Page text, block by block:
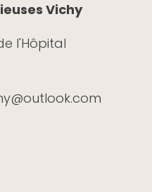
Vichy
l'Hôpital